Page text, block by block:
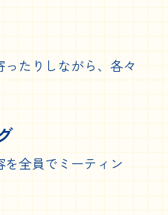
ったりしながら、各々
全員でミーティン